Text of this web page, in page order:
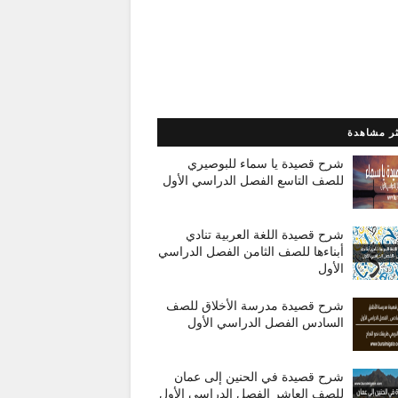
مشاهدة
شرح قصيدة يا سماء للبوصيري
للصف التاسع الفصل الدراسي الأول
شرح قصيدة اللغة العربية تنادي
أبناءها للصف الثامن الفصل الدراسي
الأول
شرح قصيدة مدرسة الأخلاق للصف
السادس الفصل الدراسي الأول
شرح قصيدة في الحنين إلى عمان
للصف العاشر الفصل الدراسي الأول